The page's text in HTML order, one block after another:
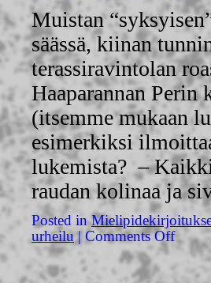
Muistan
säässä, kiinan
terassiravintolan
Haaparannan Perin
(itsemme mukaan
esimerkiksi
lukemista? –
raudan kolinaa ja
Posted in
urheilu | Comments Off